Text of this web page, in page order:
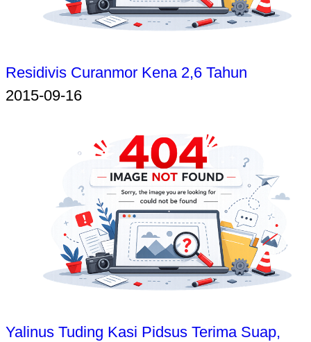
Residivis Curanmor Kena 2,6 Tahun
2015-09-16
Yalinus Tuding Kasi Pidsus Terima Suap,